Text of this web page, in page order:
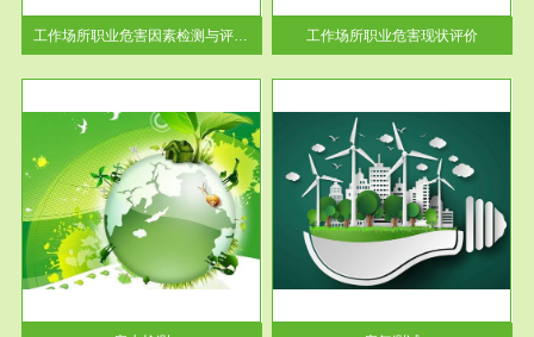
工作场所职业危害因素检测与评价...
工作场...
工作场所职业危害现状评价
服务范围
废气测试
检测范围工业废气检测包括有机
废气和无机废气。有机废气主要
包括...